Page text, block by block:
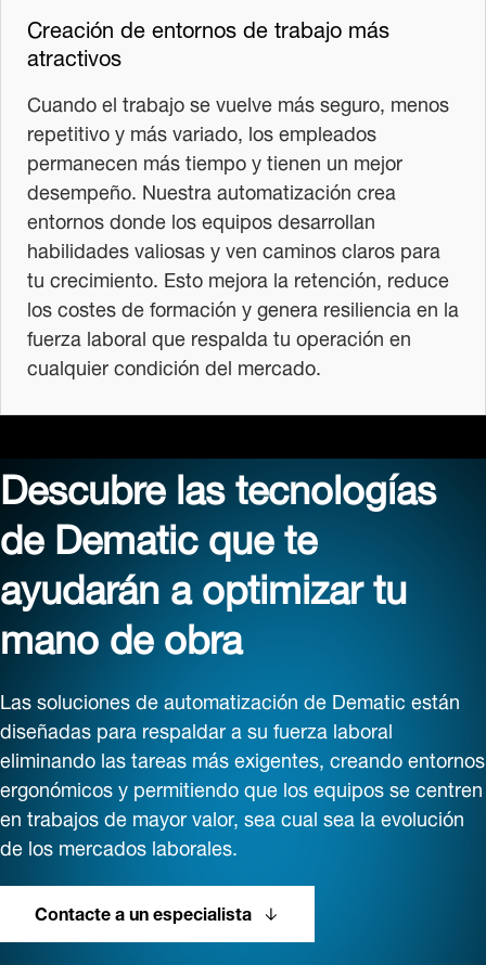
Creación de entornos de trabajo más
atractivos
Cuando el trabajo se vuelve más seguro, menos
repetitivo y más variado, los empleados
permanecen más tiempo y tienen un mejor
desempeño. Nuestra automatización crea
entornos donde los equipos desarrollan
habilidades valiosas y ven caminos claros para
tu crecimiento. Esto mejora la retención, reduce
los costes de formación y genera resiliencia en la
fuerza laboral que respalda tu operación en
cualquier condición del mercado.
Descubre las tecnologías
de Dematic que te
ayudarán a optimizar tu
mano de obra
Las soluciones de automatización de Dematic están
diseñadas para respaldar a su fuerza laboral
eliminando las tareas más exigentes, creando entornos
ergonómicos y permitiendo que los equipos se centren
en trabajos de mayor valor, sea cual sea la evolución
de los mercados laborales.
Contacte a un especialista